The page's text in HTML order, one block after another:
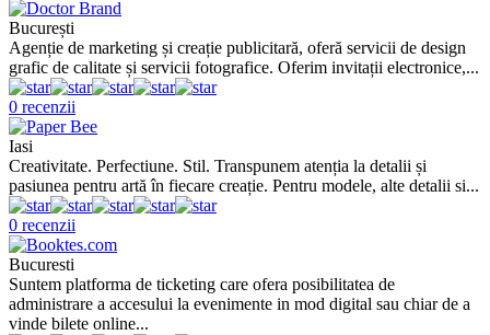
București
Agenție de marketing și creație publicitară, oferă servicii de design
grafic de calitate și servicii fotografice. Oferim invitații electronice,...
0 recenzii
Iasi
Creativitate. Perfectiune. Stil. Transpunem atenția la detalii și
pasiunea pentru artă în fiecare creație. Pentru modele, alte detalii si...
0 recenzii
Bucuresti
Suntem platforma de ticketing care ofera posibilitatea de
administrare a accesului la evenimente in mod digital sau chiar de a
vinde bilete online...